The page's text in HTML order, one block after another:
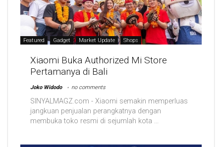
Featured Gadget Market Update Shops
Xiaomi Buka Authorized Mi Store
Pertamanya di Bali
Joko Widodo no comments
SINYALMAGZ.com - Xiaomi semakin memperluas
jangkuan penjualan perangkatnya dengan
membuka toko resmi di sejumlah kota ...